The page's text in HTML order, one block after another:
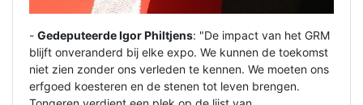
- Gedeputeerde Igor Philtjens: "De impact van het GRM
blijft onveranderd bij elke expo. We kunnen de toekomst
niet zien zonder ons verleden te kennen. We moeten ons
erfgoed koesteren en de stenen tot leven brengen.